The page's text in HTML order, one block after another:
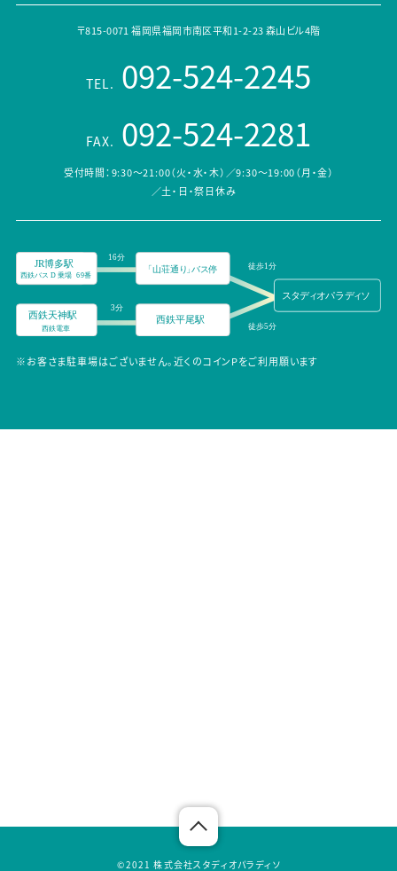
〒815-0071 福岡県福岡市南区平和1-2-23 森山ビル4階
TEL. 092-524-2245
FAX. 092-524-2281
受付時間：9:30～21:00（火・水・木）／9:30～19:00（月・金）
／土・日・祭日休み
※お客さま駐車場はございません。近くのコインPをご利用願います
©︎2021 株式会社スタディオパラディソ